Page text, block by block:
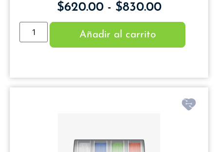
$620.00 - $830.00
Añadir al carrito